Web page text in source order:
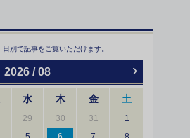
日別で記事をご覧いただけます。
2026 / 08 ›
水 木 金 土
29 30 31
1